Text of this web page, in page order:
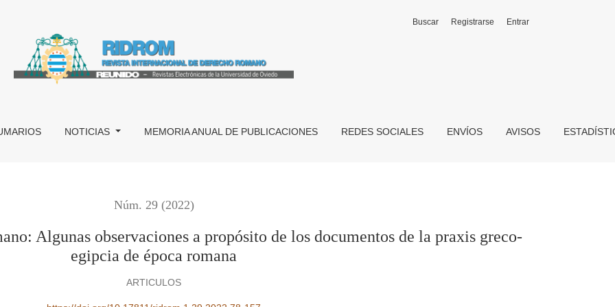
a propósito de los documentos de la praxis greco-egipcia de época romana
NOTICIAS MEMORIA ANUAL DE PUBLICACIONES REDES SOCIALES ENVÍOS AVISOS
Buscar Registrarse Entrar
Núm. 29 (2022)
Algunas observaciones a propósito de los documentos de la praxis greco-
egipcia de época romana
ARTICULOS